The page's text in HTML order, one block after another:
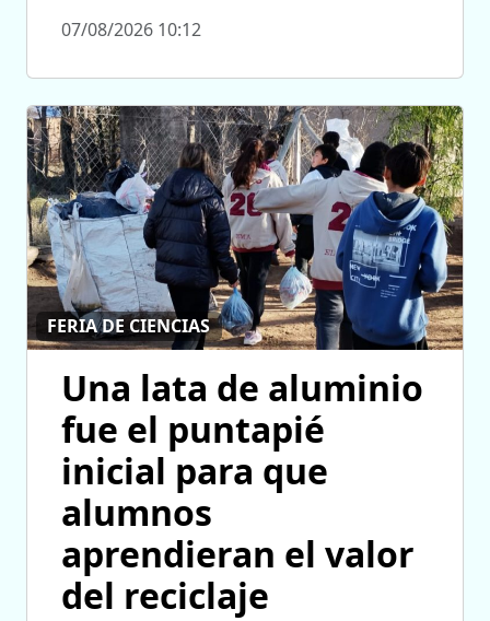
07/08/2026 10:12
FERIA DE CIENCIAS
Una lata de aluminio
fue el puntapié
inicial para que
alumnos
aprendieran el valor
del reciclaje